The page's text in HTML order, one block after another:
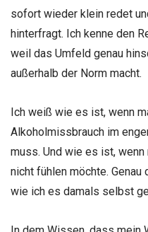
sofort wieder klein redet
hinterfragt. Ich kenne den
weil das Umfeld genau
außerhalb der Norm macht.
Ich weiß wie es ist, wenn
Alkoholmissbrauch im
muss. Und wie es ist,
nicht fühlen möchte.
wie ich es damals selbst